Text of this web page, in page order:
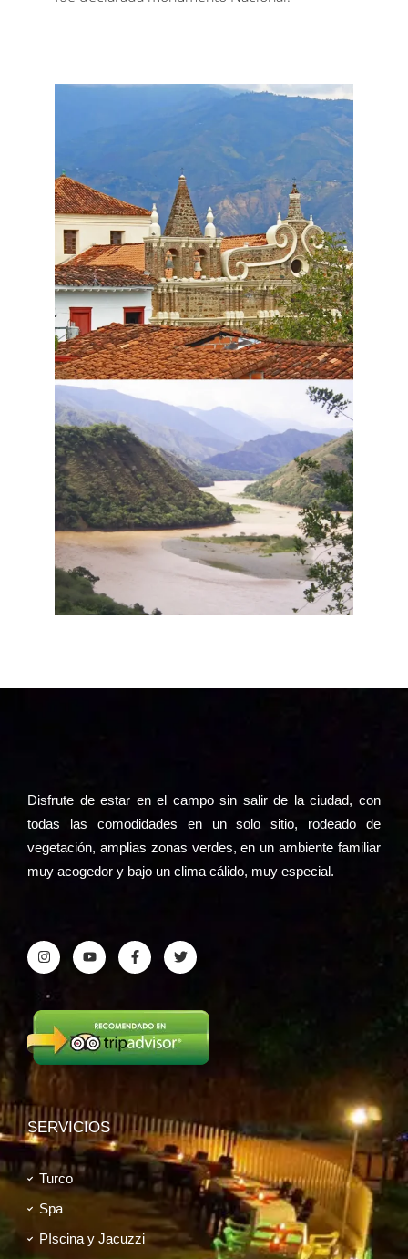
Disfrute de estar en el campo sin salir de la ciudad, con
todas las comodidades en un solo sitio, rodeado de
vegetación, amplias zonas verdes, en un ambiente familiar
muy acogedor y bajo un clima cálido, muy especial.
SERVICIOS
Turco
Spa
PIscina y Jacuzzi